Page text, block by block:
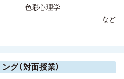
色彩心理学
など
グ（対面授業）